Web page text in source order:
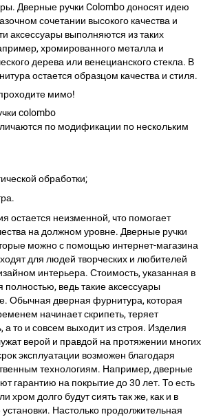
Дверные ручки Colombo доносят идею
сочетании высокого качества и
аксессуары выполняются из таких
хромированного металла и
дерева или венецианского стекла. В
остается образцом качества и стиля.
мимо!
по модификации по нескольким
обработки;
остается неизменной, что помогает
на должном уровне. Дверные ручки
можно с помощью интернет-магазина
для людей творческих и любителей
интерьера. Стоимость, указанная в
полностью, ведь такие аксессуары
Обычная дверная фурнитура, которая
начинает скрипеть, теряет
а то и совсем выходит из строя. Изделия
верой и правдой на протяжении многих
эксплуатации возможен благодаря
технологиям. Например, дверные
гарантию на покрытие до 30 лет. То есть
хром долго будут сиять так же, как и в
Настолько продолжительная